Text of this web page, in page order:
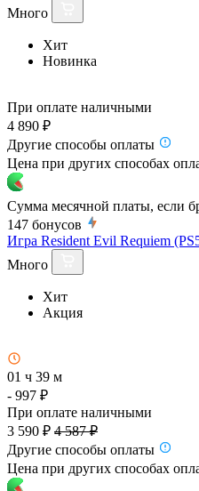
Много
Хит
Новинка
При оплате наличными
4 890 ₽
Другие способы оплаты
Цена при других способах
Сумма месячной платы, если
147 бонусов
Игра Resident Evil Requiem
Много
Хит
Акция
01 ч 39 м
- 997 ₽
При оплате наличными
3 590 ₽ 4 587 ₽
Другие способы оплаты
Цена при других способах